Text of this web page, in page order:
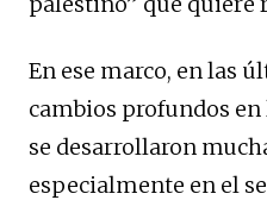
En ese marco, en las
cambios profundos
se desarrollaron
especialmente en el